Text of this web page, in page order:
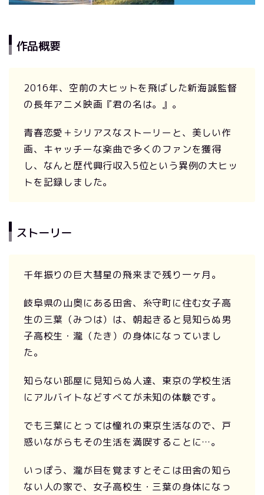
作品概要
2016年、空前の大ヒットを飛ばした新海誠監督
の長年アニメ映画『君の名は。』。
青春恋愛＋シリアスなストーリーと、美しい作
画、キャッチーな楽曲で多くのファンを獲得
し、なんと歴代興行収入5位という異例の大ヒッ
トを記録しました。
ストーリー
千年振りの巨大彗星の飛来まで残り一ヶ月。
岐阜県の山奥にある田舎、糸守町に住む女子高
生の三葉（みつは）は、朝起きると見知らぬ男
子高校生・瀧（たき）の身体になっていまし
た。
知らない部屋に見知らぬ人達、東京の学校生活
にアルバイトなどすべてが未知の体験です。
でも三葉にとっては憧れの東京生活なので、戸
惑いながらもその生活を満喫することに…。
いっぽう、瀧が目を覚ますとそこは田舎の知ら
ない人の家で、女子高校生・三葉の身体になっ